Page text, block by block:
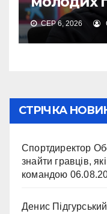
СЕР 6, 2026
СТРІЧКА
Спортдиректор
знайти гравців,
командою
Денис